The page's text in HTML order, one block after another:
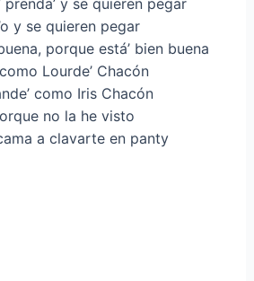
y se quieren pegar
porque está’ bien buena
Lourde’ Chacón
como Iris Chacón
no la he visto
a clavarte en panty